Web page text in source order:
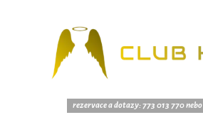
rezervace a dotazy: 773 013 770 nebo